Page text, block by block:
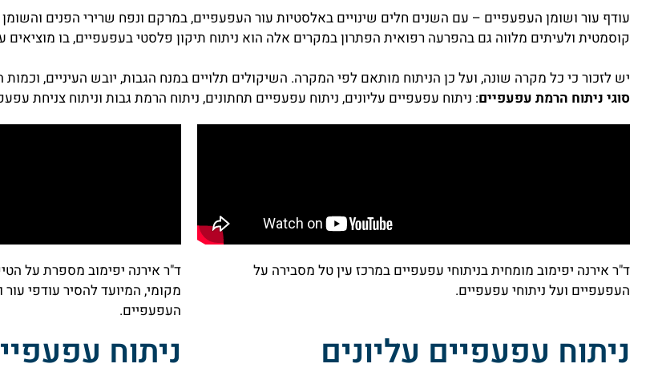
עודף עור ושומן העפעפיים – עם השנים חלים שינויים באלסטיות עור העפעפיים, במרקם ונפח שרירי הפנים
קוסמטית ולעיתים מלווה גם בהפרעה רפואית הפתרון במקרים אלה הוא ניתוח תיקון פלסטי בעפעפיים, בו מוציאים
יש לזכור כי כל מקרה שונה, ועל כן הניתוח מותאם לפי המקרה. השיקולים תלויים במנח הגבות, יובש העיניים,
סוגי ניתוח הרמת עפעפיים: ניתוח עפעפיים עליונים, ניתוח עפעפיים תחתונים, ניתוח הרמת גבות וניתוח צניחת
ד"ר אירנה יפימוב מומחית בניתוחי עפעפיים במרכז עין טל מסבירה על
העפעפיים ועל ניתוחי עפעפיים.
ד"ר אירנה יפימוב מספרת על
מקומי, המיועד להסיר עודפי
העפעפיים.
ניתוח עפעפיים עליונים ניתוח